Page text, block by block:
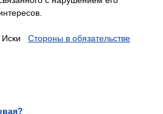
Иски Стороны в обязательстве